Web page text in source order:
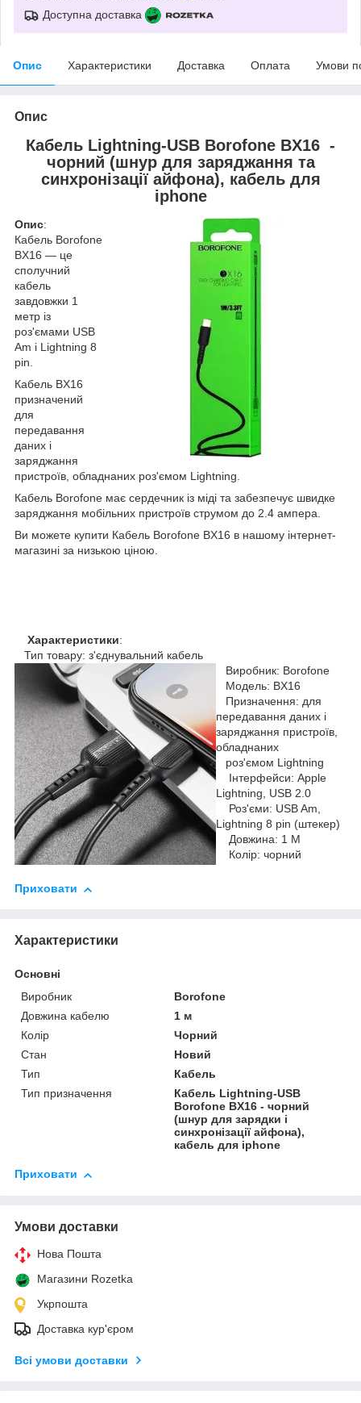
Доступна доставка
Опис Характеристики Доставка Оплата Умови
Опис
Кабель Lightning-USB Borofone BX16 -
чорний (шнур для заряджання та
синхронізації айфона), кабель для
iphone
Опис:
Кабель Borofone
BX16 — це
сполучний
кабель
завдовжки 1
метр із
роз'ємами USB
Am і Lightning 8
pin.
Кабель BX16
призначений
для
передавання
даних і
заряджання
пристроїв, обладнаних роз'ємом Lightning.
Кабель Borofone має сердечник із міді та забезпечує швидке
заряджання мобільних пристроїв струмом до 2.4 ампера.
Ви можете купити Кабель Borofone BX16 в нашому інтернет-
магазині за низькою ціною.
Характеристики:
Тип товару: з'єднувальний кабель
Виробник: Borofone
Модель: BX16
Призначення: для
передавання даних і
заряджання пристроїв,
обладнаних
роз'ємом Lightning
Інтерфейси: Apple
Lightning, USB 2.0
Роз'єми: USB Am,
Lightning 8 pin (штекер)
Довжина: 1 М
Колір: чорний
Приховати
Характеристики
Основні
Виробник
Borofone
Довжина кабелю
1 м
Колір
Чорний
Стан
Новий
Тип
Кабель
Тип призначення
Кабель Lightning-USB
Borofone BX16 - чорний
(шнур для зарядки і
синхронізації айфона),
кабель для iphone
Приховати
Умови доставки
Нова Пошта
Магазини Rozetka
Укрпошта
Доставка кур'єром
Всі умови доставки